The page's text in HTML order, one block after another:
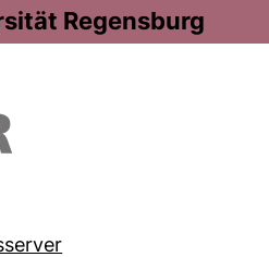
Regensburg